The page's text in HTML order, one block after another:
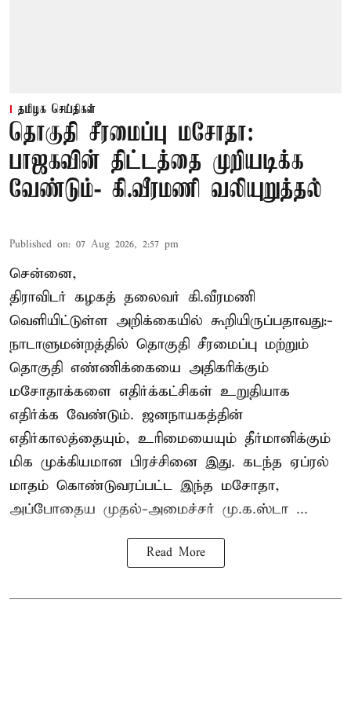
தமிழக செய்திகள்
தொகுதி சீரமைப்பு மசோதா:
பாஜகவின் திட்டத்தை முறியடிக்க
வேண்டும்- கி.வீரமணி வலியுறுத்தல்
Published on: 07 Aug 2026, 2:57 pm
சென்னை,
திராவிடர் கழகத் தலைவர் கி.வீரமணி
வெளியிட்டுள்ள அறிக்கையில் கூறியிருப்பதாவது:-
நாடாளுமன்றத்தில் தொகுதி சீரமைப்பு மற்றும்
தொகுதி எண்ணிக்கையை அதிகரிக்கும்
மசோதாக்களை எதிர்க்கட்சிகள் உறுதியாக
எதிர்க்க வேண்டும். ஜனநாயகத்தின்
எதிர்காலத்தையும், உரிமையையும் தீர்மானிக்கும்
மிக முக்கியமான பிரச்சினை இது. கடந்த ஏப்ரல்
மாதம் கொண்டுவரப்பட்ட இந்த மசோதா,
அப்போதைய முதல்-அமைச்சர் மு.க.ஸ்டா ...
Read More